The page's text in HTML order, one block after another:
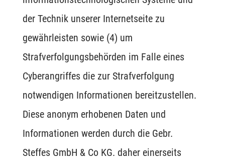
der Technik unserer Internetseite zu
gewährleisten sowie (4) um
Strafverfolgungsbehörden im Falle eines
Cyberangriffes die zur Strafverfolgung
notwendigen Informationen bereitzustellen.
Diese anonym erhobenen Daten und
Informationen werden durch die Gebr.
Steffes GmbH & Co KG. daher einerseits